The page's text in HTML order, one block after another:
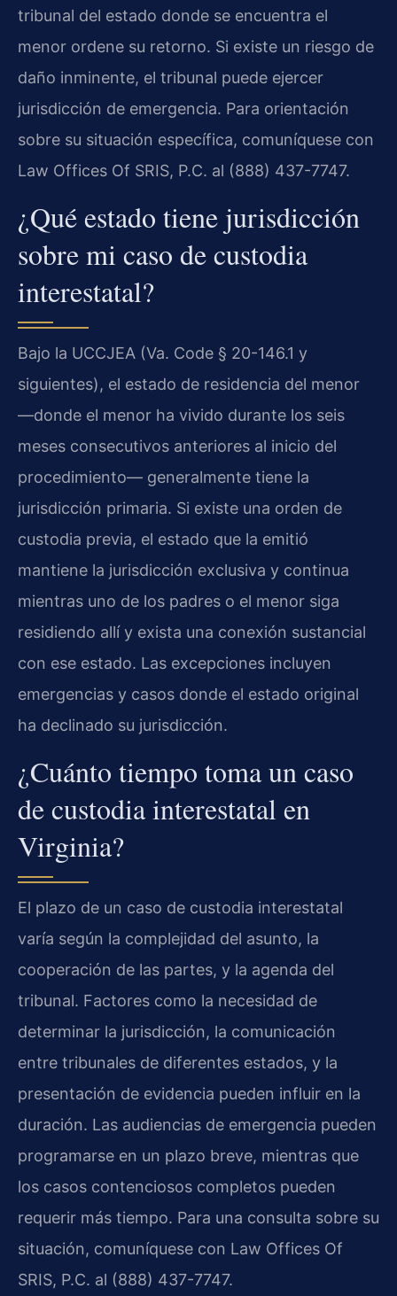
tribunal del estado donde se encuentra el
menor ordene su retorno. Si existe un riesgo de
daño inminente, el tribunal puede ejercer
jurisdicción de emergencia. Para orientación
sobre su situación específica, comuníquese con
Law Offices Of SRIS, P.C. al (888) 437-7747.
¿Qué estado tiene jurisdicción
sobre mi caso de custodia
interestatal?
Bajo la UCCJEA (Va. Code § 20-146.1 y
siguientes), el estado de residencia del menor
—donde el menor ha vivido durante los seis
meses consecutivos anteriores al inicio del
procedimiento— generalmente tiene la
jurisdicción primaria. Si existe una orden de
custodia previa, el estado que la emitió
mantiene la jurisdicción exclusiva y continua
mientras uno de los padres o el menor siga
residiendo allí y exista una conexión sustancial
con ese estado. Las excepciones incluyen
emergencias y casos donde el estado original
ha declinado su jurisdicción.
¿Cuánto tiempo toma un caso
de custodia interestatal en
Virginia?
El plazo de un caso de custodia interestatal
varía según la complejidad del asunto, la
cooperación de las partes, y la agenda del
tribunal. Factores como la necesidad de
determinar la jurisdicción, la comunicación
entre tribunales de diferentes estados, y la
presentación de evidencia pueden influir en la
duración. Las audiencias de emergencia pueden
programarse en un plazo breve, mientras que
los casos contenciosos completos pueden
requerir más tiempo. Para una consulta sobre su
situación, comuníquese con Law Offices Of
SRIS, P.C. al (888) 437-7747.